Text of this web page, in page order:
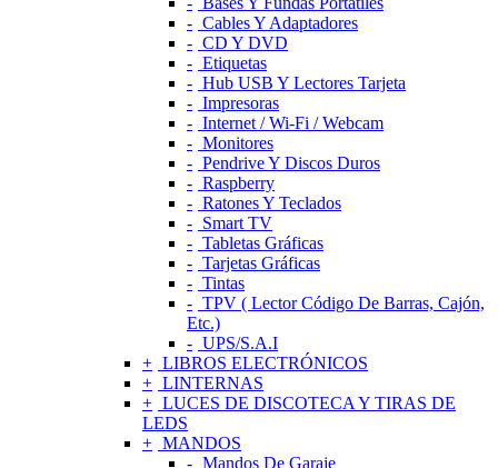
Cables Y Adaptadores
CD Y DVD
Etiquetas
Hub USB Y Lectores Tarjeta
Impresoras
Internet / Wi-Fi / Webcam
Monitores
Pendrive Y Discos Duros
Raspberry
Ratones Y Teclados
Smart TV
Tabletas Gráficas
Tarjetas Gráficas
Tintas
TPV ( Lector Código De Barras, Cajón,
Etc.)
UPS/S.A.I
LIBROS ELECTRÓNICOS
LINTERNAS
LUCES DE DISCOTECA Y TIRAS DE
LEDS
MANDOS
Mandos De Garaje